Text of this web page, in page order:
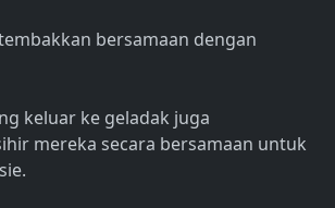
bersamaan dengan
keluar ke geladak juga
mereka secara bersamaan untuk